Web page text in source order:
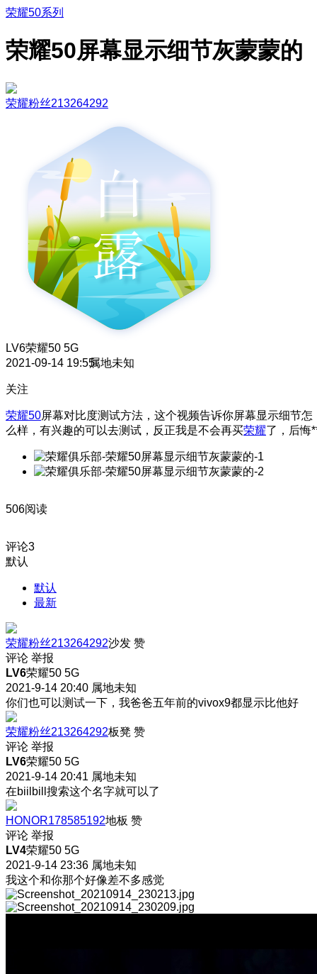
荣耀50系列
荣耀50屏幕显示细节灰蒙蒙的
荣耀粉丝213264292
LV6荣耀50 5G
2021-09-14 19:55属地未知
关注
荣耀50屏幕对比度测试方法，这个视频告诉你屏幕显示细节怎
么样，有兴趣的可以去测试，反正我是不会再买荣耀了，后悔
506阅读
评论3
默认
默认
最新
荣耀粉丝213264292沙发 赞
评论 举报
LV6荣耀50 5G
2021-9-14 20:40 属地未知
你们也可以测试一下，我爸爸五年前的vivox9都显示比他好
荣耀粉丝213264292板凳 赞
评论 举报
LV6荣耀50 5G
2021-9-14 20:41 属地未知
在biilbill搜索这个名字就可以了
HONOR178585192地板 赞
评论 举报
LV4荣耀50 5G
2021-9-14 23:36 属地未知
我这个和你那个好像差不多感觉